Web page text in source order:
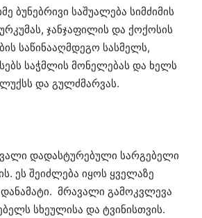
ბუნებრივი საშუალება სიმძიმის
ჯანჯაფილის და ქოქოსის
საწინააღმდეგო სასმელს,
საჭმლის მონელებას და ხელს
და გულძმარვას.
დადასტურებული სარგებელი
ეს შეიძლება იყოს ყველაზე
დანამატი. მრავალი გამოკვლევა
სხეულისა და ტვინისთვის.